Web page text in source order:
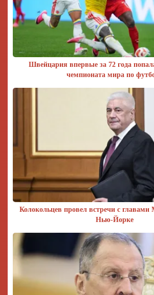
Швейцария впервые за 72 года
чемпионата мира по
Колокольцев провел встречи с главами
Нью-Йорке